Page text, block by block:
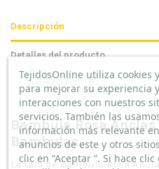
Descripción
Detalles del producto
Comentarios (0)
Bambula Rosa
Bambulas
La tela de Bambula Rosa
TejidosOnline utiliza cookies
para mejorar su experiencia
interacciones con nuestros
servicios. También las
información más relevante
anuncios de este y otros
clic en “Aceptar ”. Si hace clic